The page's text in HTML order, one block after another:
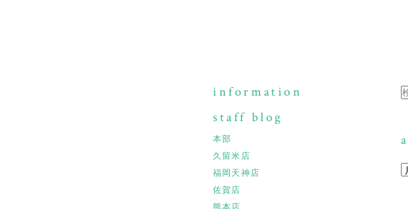
information
staff blog
本部
久留米店
福岡天神店
佐賀店
熊本店